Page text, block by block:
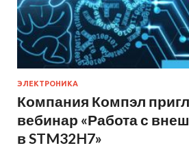
ЭЛЕКТРОНИКА
Компания Компэл
вебинар «Работа с
в STM32H7»